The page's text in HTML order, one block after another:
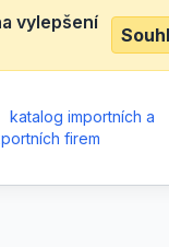
vylepšení
katalog importních a
firem